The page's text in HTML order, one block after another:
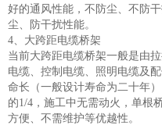
好的通风性能，不防尘、不防
尘、防干扰性能。
4、大跨距电缆桥架
当前大跨距电缆桥架一般是由
电缆、控制电缆、照明电缆及
命长（一般设计寿命为二十年
的1/4，施工中无需动火，单根
方便、不需维护等优越性。